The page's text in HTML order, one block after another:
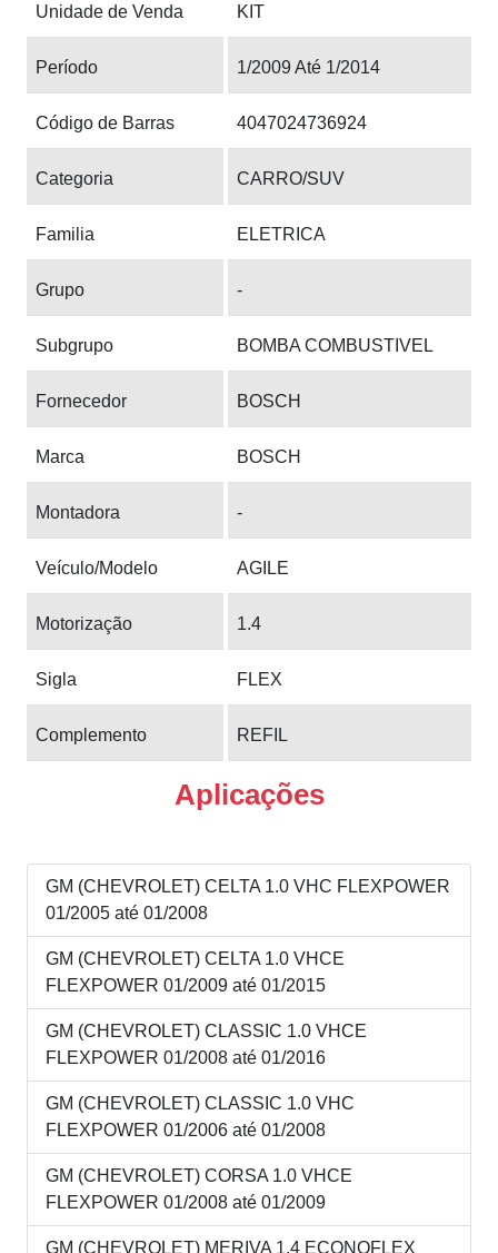
Unidade de Venda KIT
Período 1/2009 Até 1/2014
Código de Barras 4047024736924
Categoria CARRO/SUV
Familia ELETRICA
Grupo -
Subgrupo BOMBA COMBUSTIVEL
Fornecedor BOSCH
Marca BOSCH
Montadora -
Veículo/Modelo AGILE
Motorização 1.4
Sigla FLEX
Complemento REFIL
Aplicações
GM (CHEVROLET) CELTA 1.0 VHC FLEXPOWER
01/2005 até 01/2008
GM (CHEVROLET) CELTA 1.0 VHCE
FLEXPOWER 01/2009 até 01/2015
GM (CHEVROLET) CLASSIC 1.0 VHCE
FLEXPOWER 01/2008 até 01/2016
GM (CHEVROLET) CLASSIC 1.0 VHC
FLEXPOWER 01/2006 até 01/2008
GM (CHEVROLET) CORSA 1.0 VHCE
FLEXPOWER 01/2008 até 01/2009
GM (CHEVROLET) MERIVA 1.4 ECONOFLEX